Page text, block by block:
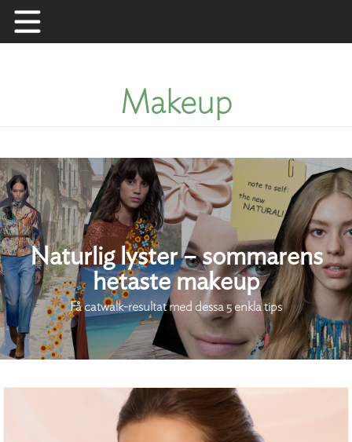
Skip
to
Makeup
Naturlig lyster – sommarens
hetaste makeup
Få catwalk-resultat med dessa 5 enkla tips